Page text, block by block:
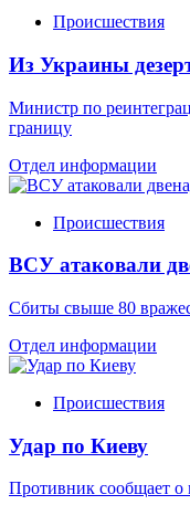
Происшествия
Из Украины
Министр по
границу
Отдел информации
Происшествия
ВСУ атаковали
Сбиты свыше 80
Отдел информации
Происшествия
Удар по Киеву
Противник сообщает о